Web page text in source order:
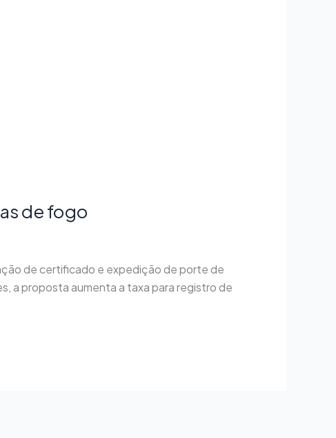
de fogo
de certificado e expedição de porte de
a proposta aumenta a taxa para registro de